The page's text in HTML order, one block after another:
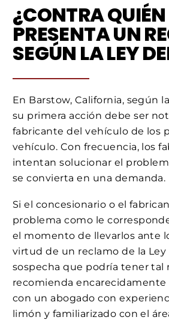
¿CONTRA QUIÉN
PRESENTA UN
SEGÚN LA LEY
En Barstow, California, según
su primera acción debe ser
fabricante del vehículo de los
vehículo. Con frecuencia, los
intentan solucionar el
se convierta en una demanda.
Si el concesionario o el
problema como le
el momento de llevarlos ante
virtud de un reclamo de la Ley
sospecha que podría tener tal
recomienda
con un abogado con
limón y familiarizado con el